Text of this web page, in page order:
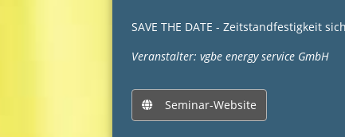
SAVE THE DATE - Zeitstandfestigkeit
Veranstalter: vgbe energy service GmbH
Seminar-Website